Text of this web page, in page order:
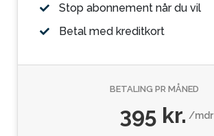
Stop abonnement når du vil
Betal med kreditkort
BETALING PR MÅNED
395 kr./mdr